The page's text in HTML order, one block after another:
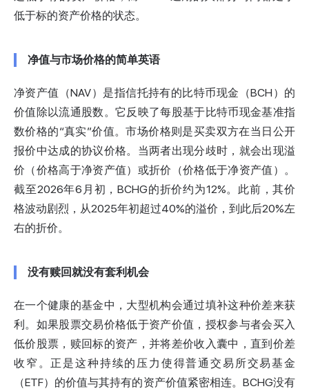
低于标的资产价格的状态。
净值与市场价格的简单英语
净资产值（NAV）是指信托持有的比特币现金（BCH）的
价值除以流通股数。它反映了每股基于比特币现金基准指
数价格的“真实”价值。市场价格则是买卖双方在当日公开
报价中达成的协议价格。当两者出现分歧时，就会出现溢
价（价格高于净资产值）或折价（价格低于净资产值）。
截至2026年6月初，BCHG的折价约为12%。此前，其价
格波动剧烈，从2025年初超过40%的溢价，到此后20%左
右的折价。
没有赎回就没有套利机会
在一个健康的基金中，大型机构会通过填补这种价差来获
利。如果股票交易价格低于资产价值，授权参与者会买入
低价股票，赎回标的资产，并将差价收入囊中，直到价差
收窄。正是这种持续的压力使得普通交易所交易基金
（ETF）的价值与其持有的资产价值紧密相连。BCHG没有